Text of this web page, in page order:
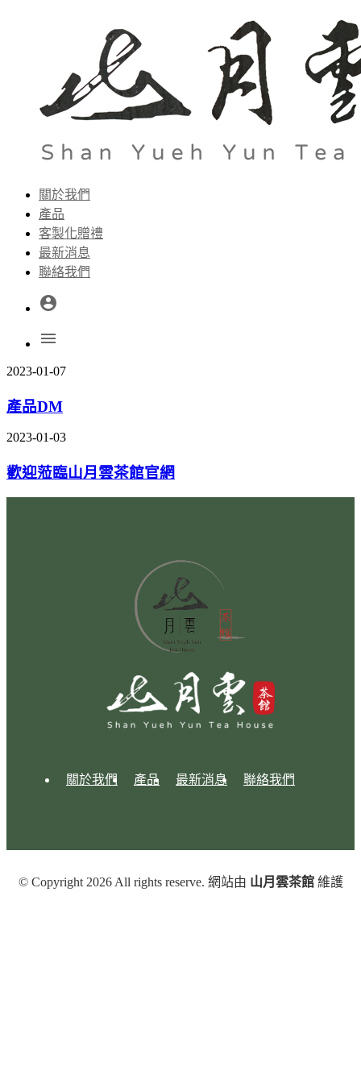
關於我們
產品
客製化贈禮
最新消息
聯絡我們
account_circle
menu
2023-01-07
產品DM
2023-01-03
歡迎蒞臨山月雲茶館官網
關於我們 產品 最新消息 聯絡我們
© Copyright 2026 All rights reserve. 網站由 山月雲茶館維護